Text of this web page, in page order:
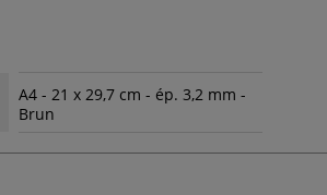
A4 - 21 x 29,7 cm - ép. 3,2 mm -
Brun